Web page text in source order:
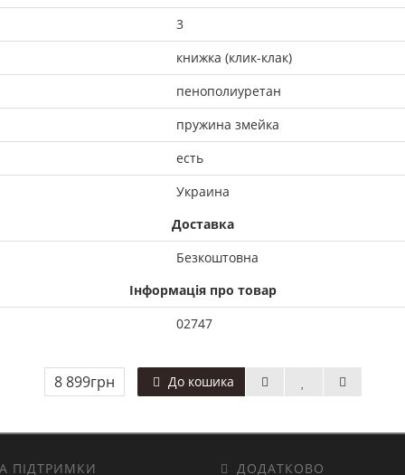
3
книжка (клик-клак)
пенополиуретан
пружина змейка
есть
Украина
Доставка
Безкоштовна
Інформація про товар
02747
8 899грн До кошика
ПІДТРИМКИ ДОДАТКОВО